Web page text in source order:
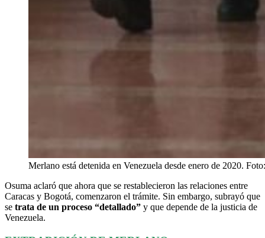
Merlano está detenida en Venezuela desde enero de 2020.
Osuma aclaró que ahora que se restablecieron las relaciones entre
Caracas y Bogotá, comenzaron el trámite. Sin embargo, subrayó que
se trata de un proceso “detallado” y que depende de la justicia de
Venezuela.